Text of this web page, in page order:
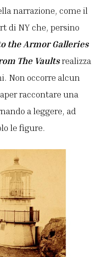
narrazione, come il
di NY che, persino
the Armor Galleries
The Vaultsrealizza
Non occorre alcun
raccontare una
a leggere, ad
le figure.